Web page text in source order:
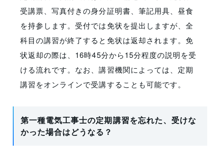
受講票、写真付きの身分証明書、筆記用具、昼食
を持参します。受付では免状を提出しますが、全
科目の講習が終了すると免状は返却されます。免
状返却の際は、16時45分から15分程度の説明を受
ける流れです。なお、講習機関によっては、定期
講習をオンラインで受講することも可能です。
第一種電気工事士の定期講習を忘れた、受けな
かった場合はどうなる？